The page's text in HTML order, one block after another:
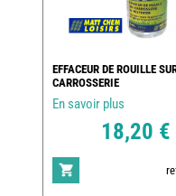
EFFACEUR DE ROUILLE
CARROSSERIE
En savoir plus
18,20 €